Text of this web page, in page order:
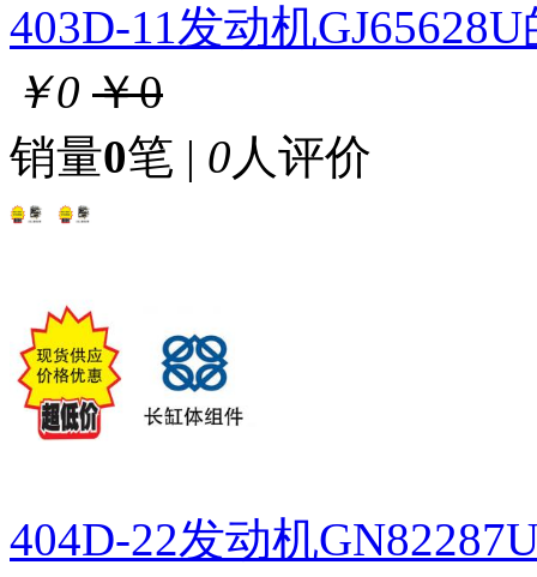
403D-11发动机
￥0 ￥0
销量0笔 | 0人评价
404D-22发动机